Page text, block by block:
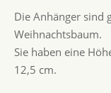
Die Anhänger sind
Weihnachtsbaum.
Sie haben eine
12,5 cm.